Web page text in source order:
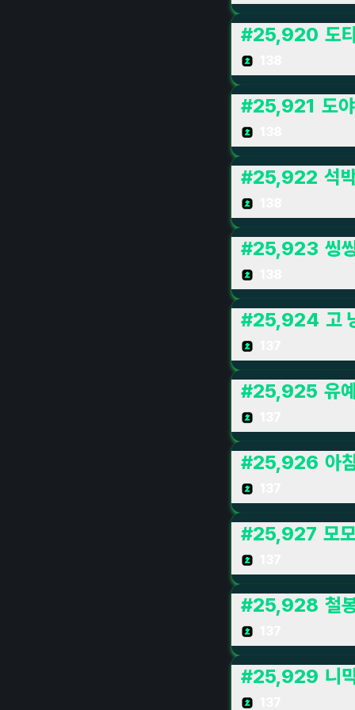
#25,920 도
#25,921 도
#25,922 석
#25,923 씽
#25,924 고
#25,925 유
#25,926 아
#25,927 모
#25,928 철
#25,929 니